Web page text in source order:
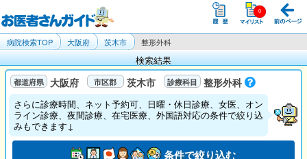
病院検索TOP 大阪府 茨木市 整形外科
検索結果
大阪府 茨木市 整形外科
さらに診療時間、ネット予約可、日曜・休日診療、女医、オン
ライン診療、夜間診療、在宅医療、外国語対応の条件で絞り込
みもできます↓
条件で絞り込む